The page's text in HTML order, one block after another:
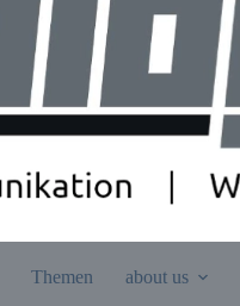
Themen about us